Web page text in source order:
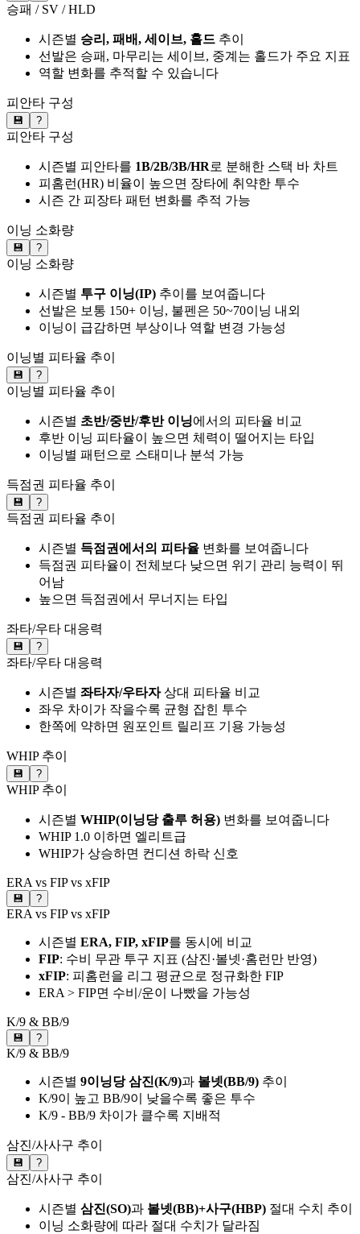
승패 / SV / HLD
시즌별 승리, 패배, 세이브, 홀드 추이
선발은 승패, 마무리는 세이브, 중계는 홀드가 주요 지표
역할 변화를 추적할 수 있습니다
피안타 구성
💾 ?
피안타 구성
시즌별 피안타를 1B/2B/3B/HR로 분해한 스택 바 차트
피홈런(HR) 비율이 높으면 장타에 취약한 투수
시즌 간 피장타 패턴 변화를 추적 가능
이닝 소화량
💾 ?
이닝 소화량
시즌별 투구 이닝(IP) 추이를 보여줍니다
선발은 보통 150+ 이닝, 불펜은 50~70이닝 내외
이닝이 급감하면 부상이나 역할 변경 가능성
이닝별 피타율 추이
💾 ?
이닝별 피타율 추이
시즌별 초반/중반/후반 이닝에서의 피타율 비교
후반 이닝 피타율이 높으면 체력이 떨어지는 타입
이닝별 패턴으로 스태미나 분석 가능
득점권 피타율 추이
💾 ?
득점권 피타율 추이
시즌별 득점권에서의 피타율 변화를 보여줍니다
득점권 피타율이 전체보다 낮으면 위기 관리 능력이 뛰
어남
높으면 득점권에서 무너지는 타입
좌타/우타 대응력
💾 ?
좌타/우타 대응력
시즌별 좌타자/우타자상대 피타율 비교
좌우 차이가 작을수록 균형 잡힌 투수
한쪽에 약하면 원포인트 릴리프 기용 가능성
WHIP 추이
💾 ?
WHIP 추이
시즌별 WHIP(이닝당 출루 허용) 변화를 보여줍니다
WHIP 1.0 이하면 엘리트급
WHIP가 상승하면 컨디션 하락 신호
ERA vs FIP vs xFIP
💾 ?
ERA vs FIP vs xFIP
시즌별 ERA, FIP, xFIP를 동시에 비교
FIP: 수비 무관 투구 지표 (삼진·볼넷·홈런만 반영)
xFIP: 피홈런을 리그 평균으로 정규화한 FIP
ERA > FIP면 수비/운이 나빴을 가능성
K/9 & BB/9
💾 ?
K/9 & BB/9
시즌별 9이닝당 삼진(K/9)과 볼넷(BB/9) 추이
K/9이 높고 BB/9이 낮을수록 좋은 투수
K/9 - BB/9 차이가 클수록 지배적
삼진/사사구 추이
💾 ?
삼진/사사구 추이
시즌별 삼진(SO)과 볼넷(BB)+사구(HBP) 절대 수치 추이
이닝 소화량에 따라 절대 수치가 달라짐